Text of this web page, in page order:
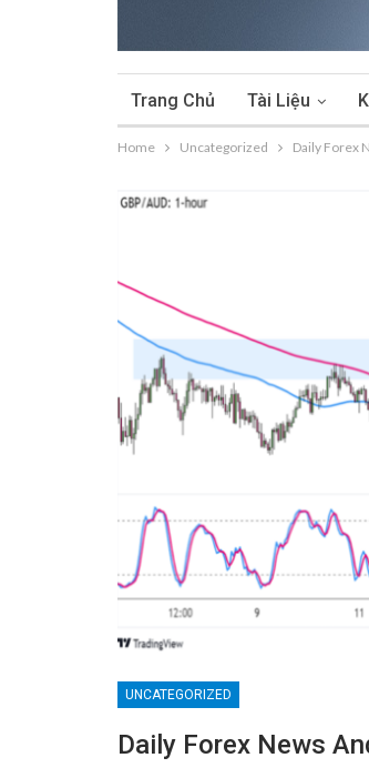
Trang Chủ Tài Liệu
Home Uncategorized Daily Forex
UNCATEGORIZED
Daily Forex News